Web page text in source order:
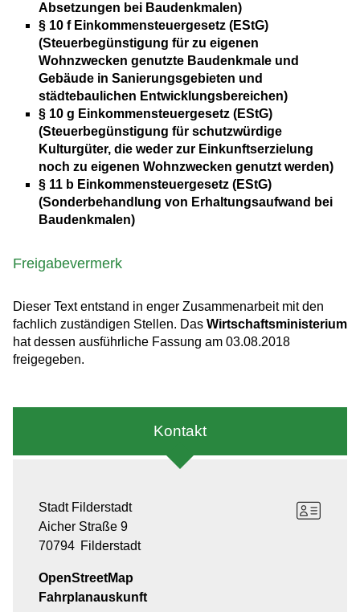
Absetzungen bei Baudenkmalen)
§ 10 f Einkommensteuergesetz (EStG)
(Steuerbegünstigung für zu eigenen
Wohnzwecken genutzte Baudenkmale und
Gebäude in Sanierungsgebieten und
städtebaulichen Entwicklungsbereichen)
§ 10 g Einkommensteuergesetz (EStG)
(Steuerbegünstigung für schutzwürdige
Kulturgüter, die weder zur Einkunftserzielung
noch zu eigenen Wohnzwecken genutzt werden)
§ 11 b Einkommensteuergesetz (EStG)
(Sonderbehandlung von Erhaltungsaufwand bei
Baudenkmalen)
Freigabevermerk
Dieser Text entstand in enger Zusammenarbeit mit den
fachlich zuständigen Stellen. Das Wirtschaftsministerium
hat dessen ausführliche Fassung am 03.08.2018
freigegeben.
Kontakt
Stadt Filderstadt
Aicher Straße 9
70794 Filderstadt
OpenStreetMap
Fahrplanauskunft